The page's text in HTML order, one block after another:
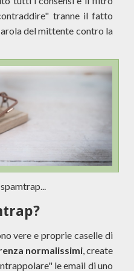
tranne il fatto
del mittente contro la
vere e proprie caselle di
normalissimi, create
le email di uno